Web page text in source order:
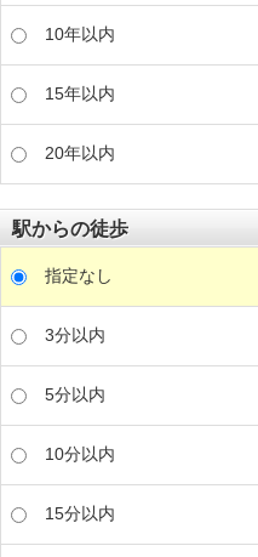
10年以内
15年以内
20年以内
駅からの徒歩
指定なし
3分以内
5分以内
10分以内
15分以内